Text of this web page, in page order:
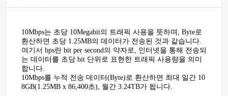
10Mbps는 초당 10Megabit의 트래픽 사용을 뜻하며, Byte로
환산하면 초당 1.25MB의 데이터가 전송된 것과 같습니다.
여기서 bps란 bit per second의 약자로, 인터넷을 통해 전송되
는 데이터를 초당 bit 단위로 표현한 트래픽 사용량을 의미
합니다.
10Mbps를 누적 전송 데이터(Byte)로 환산하면 최대 일간 10
8GB(1.25MB x 86,400초), 월간 3.24TB가 됩니다.